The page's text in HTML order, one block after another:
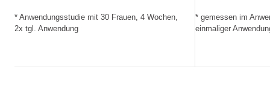
* Anwendungsstudie mit 30 Frauen, 4 Wochen,
2x tgl. Anwendung
* gemessen im
einmaliger